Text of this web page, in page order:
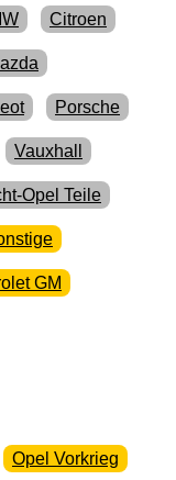
Citroen
Porsche
Vauxhall
Opel Teile
GM
Opel Vorkrieg